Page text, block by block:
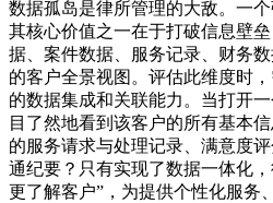
数据孤岛是律所管理的大敌。一
其核心价值之一在于打破信息壁
据、案件数据、服务记录、财务
的客户全景视图。评估此维度时
的数据集成和关联能力。当打开
目了然地看到该客户的所有基本
的服务请求与处理记录、满意度
通纪要？只有实现了数据一体化
更了解客户”，为提供个性化服务